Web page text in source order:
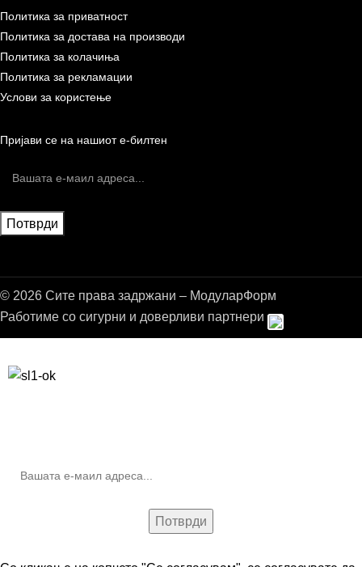
Политика за приватност
Политика за достава на производи
Политика за колачиња
Политика за рекламации
Услови за користење
Пријави се на нашиот е-билтен
© 2026 Сите права задржани – МодуларФорм
Работиме со сигурни и доверливи партнери